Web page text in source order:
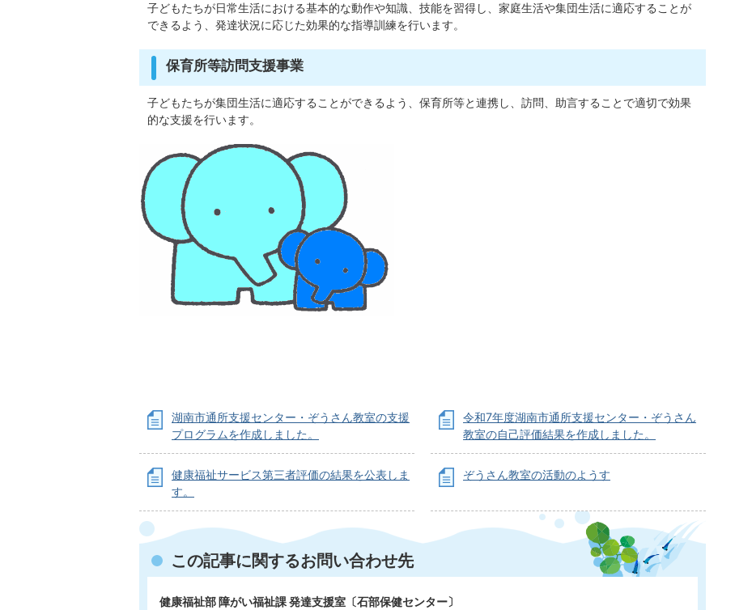
子どもたちが日常生活における基本的な動作や知識、技能を習得し、家庭生活や集団生活に適応することが
できるよう、発達状況に応じた効果的な指導訓練を行います。
保育所等訪問支援事業
子どもたちが集団生活に適応することができるよう、保育所等と連携し、訪問、助言することで適切で効果
的な支援を行います。
湖南市通所支援センター・ぞうさん教室の支援
プログラムを作成しました。
令和7年度湖南市通所支援センター・ぞうさん
教室の自己評価結果を作成しました。
健康福祉サービス第三者評価の結果を公表しま
す。
ぞうさん教室の活動のようす
この記事に関するお問い合わせ先
健康福祉部 障がい福祉課 発達支援室〔石部保健センター〕